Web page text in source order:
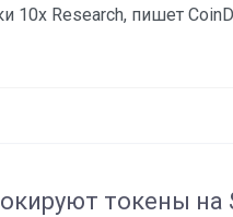
10x Research, пишет
токены на